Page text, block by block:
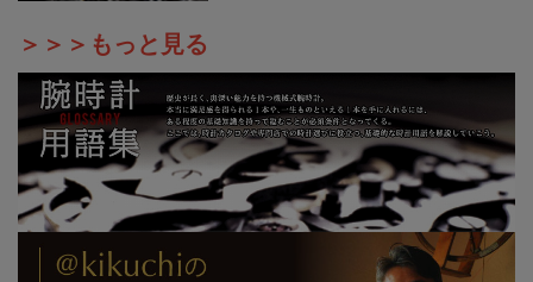
＞＞＞もっと見る